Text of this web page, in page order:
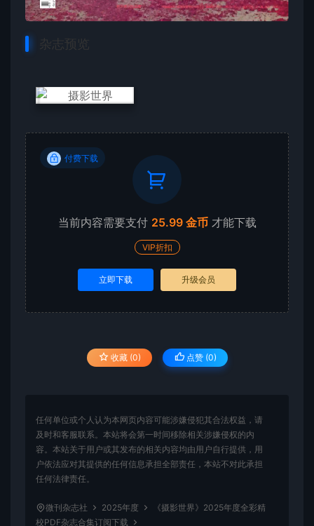
杂志预览
付费下载
当前内容需要支付 25.99 金币 才能下载
VIP折扣
立即下载 升级会员
收藏 (0) 点赞 (0)
任何单位或个人认为本网页内容可能涉嫌侵犯其合法权益，请
及时和客服联系。本站将会第一时间移除相关涉嫌侵权的内
容。本站关于用户或其发布的相关内容均由用户自行提供，用
户依法应对其提供的任何信息承担全部责任，本站不对此承担
任何法律责任。
微刊杂志社 2025年度
《摄影世界》2025年度全彩精
校PDF杂志合集订阅下载